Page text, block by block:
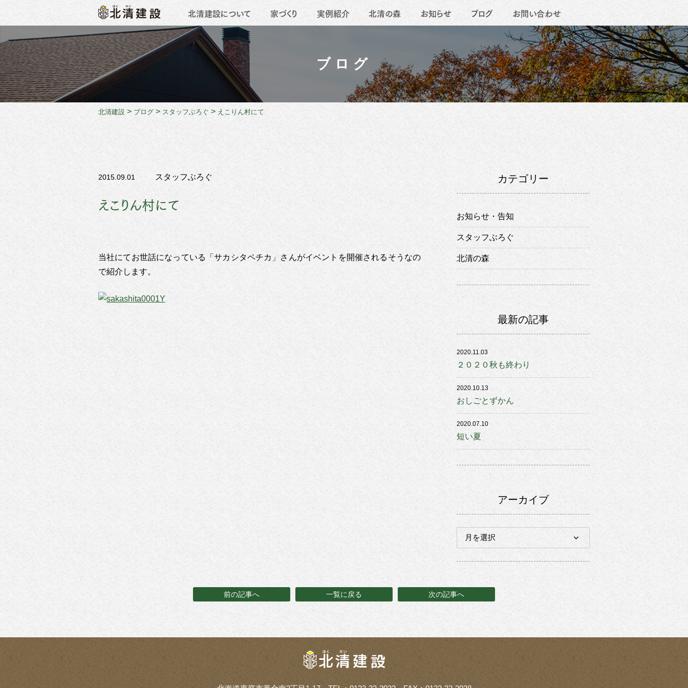
北清建設について
会社概要
家づくり 実例紹介 北清の森 お知らせ ブログ お問い合わせ
ブログ
北清建設 > ブログ > スタッフぶろぐ > えこりん村にて
2015.09.01 スタッフぶろぐ
えこりん村にて
当社にてお世話になっている「サカシタペチカ」さんがイベントを開催されるそうなの
で紹介します。
カテゴリー
お知らせ・告知
スタッフぶろぐ
北清の森
最新の記事
2020.11.03
２０２０秋も終わり
2020.10.13
おしごとずかん
2020.07.10
短い夏
アーカイブ
前の記事へ 一覧に戻る 次の記事へ